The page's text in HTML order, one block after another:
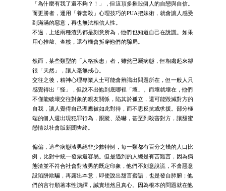
「為什麼有我了還不夠？！」，但這頂多摧毀個人的自戀與自信。
而更勝者，運用「養套殺」心理技巧的PUA把妹術，就會讓人感受
到滿滿的惡意，再也無法相信人性。
不過，上述兩種渣男都是刻意所為，他們也知道自己在說謊。如果
用心推敲、查核，還有機會拆穿他們的騙局。
然而，某些類型的「人格疾患」者，雖然已屬病態，但相處起來卻
很「天然」，讓人毫無戒心。
交往之後，精神心理專業人士可能會辨識出問題所在，但一般人只
感覺得出「怪」，但說不出他到底哪裡「壞」。而壞就壞在，他們
不僅能破壞交往對象的親友關係，陷其於孤立，還可能毀滅對方的
自我，讓人覺得自己理應被如此對待，而不思反抗或求援。部分極
端的個人還出現犯罪行為，跟蹤、恐嚇，甚至到殺害對方，讓甜蜜
戀情以社會版新聞告終。
偏偏，這些病態渣男絕非少數特例，每一類都有百分之幾的人口比
例，比對中統一發票還容易。但是遇到的人總是有苦難言，因為病
態渣並不符合社會對渣男的既定印象，他們不刻意說謊，不會惡意
設陷阱欺騙，再露出本意，即使說出甜言蜜語，也是發自肺腑；他
們的言行順著本性演繹，誠實坦然且真心。因為根本的問題就在他